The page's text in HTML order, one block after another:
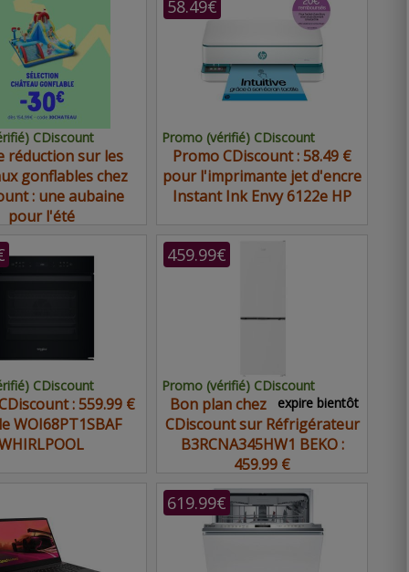
CDiscount
réduction sur les
gonflables chez
: une aubaine
pour l'été
58.49€
Promo (vérifié) CDiscount
Promo CDiscount : 58.49 €
pour l'imprimante jet d'encre
Instant Ink Envy 6122e HP
CDiscount
: 559.99 €
WOI68PT1SBAF
459.99€
Promo (vérifié) CDiscount
expire bientôt
Bon plan chez
CDiscount sur Réfrigérateur
B3RCNA345HW1 BEKO :
459.99 €
619.99€